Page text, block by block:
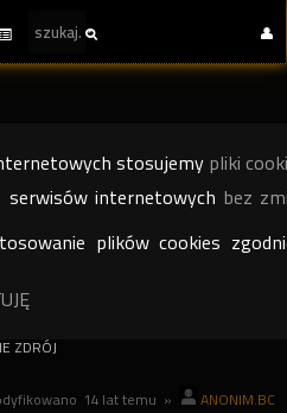
stosujemy pliki
serwisów internetowych bez
plików cookies
ZDRÓJ
14 lat temu » ANONIM.BC